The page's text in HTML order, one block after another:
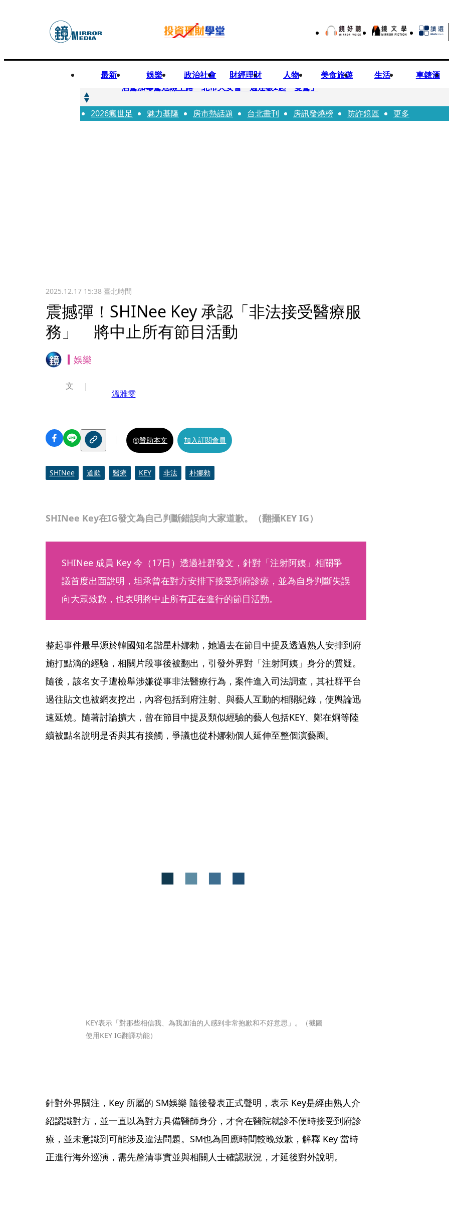
最新 娛樂 政治社會 財經理財 人物 美食旅遊 生活 車錶酒
快訊
酒駕加毒駕危險上路 北市大安警一週連破2起「雙駕」
快訊
Ozone黃文廷、FEniX夏浦洋組「神隊友」 邱以太、林亭莉熱血狂奔殺青淚崩
2026瘋世足 魅力基隆 房市熱話題 台北畫刊 房訊發燒榜 防詐鏡區 更多
2025.12.17 15:38臺北時間
震撼彈！SHINee Key 承認「非法接受醫療服
務」 將中止所有節目活動
娛樂
SHINee Key在IG發文為自己判斷錯誤向大家道歉。（翻攝KEY IG）
文
溫雅雯
贊助本文 加入訂閱會員
SHINee 道歉 醫療 KEY 非法 朴娜勑
SHINee 成員 Key 今（17日）透過社群發文，針對「注射阿姨」相關爭
議首度出面說明，坦承曾在對方安排下接受到府診療，並為自身判斷失誤
向大眾致歉，也表明將中止所有正在進行的節目活動。
整起事件最早源於韓國知名諧星朴娜勑，她過去在節目中提及透過熟人安排到府
施打點滴的經驗，相關片段事後被翻出，引發外界對「注射阿姨」身分的質疑。
隨後，該名女子遭檢舉涉嫌從事非法醫療行為，案件進入司法調查，其社群平台
過往貼文也被網友挖出，內容包括到府注射、與藝人互動的相關紀錄，使輿論迅
速延燒。隨著討論擴大，曾在節目中提及類似經驗的藝人包括KEY、鄭在炯等陸
續被點名說明是否與其有接觸，爭議也從朴娜勑個人延伸至整個演藝圈。
KEY表示「對那些相信我、為我加油的人感到非常抱歉和不好意思」。（截圖
使用KEY IG翻譯功能）
針對外界關注，Key 所屬的 SM娛樂 隨後發表正式聲明，表示 Key是經由熟人介
紹認識對方，並一直以為對方具備醫師身分，才會在醫院就診不便時接受到府診
療，並未意識到可能涉及違法問題。SM也為回應時間較晚致歉，解釋 Key 當時
正進行海外巡演，需先釐清事實並與相關人士確認狀況，才延後對外說明。